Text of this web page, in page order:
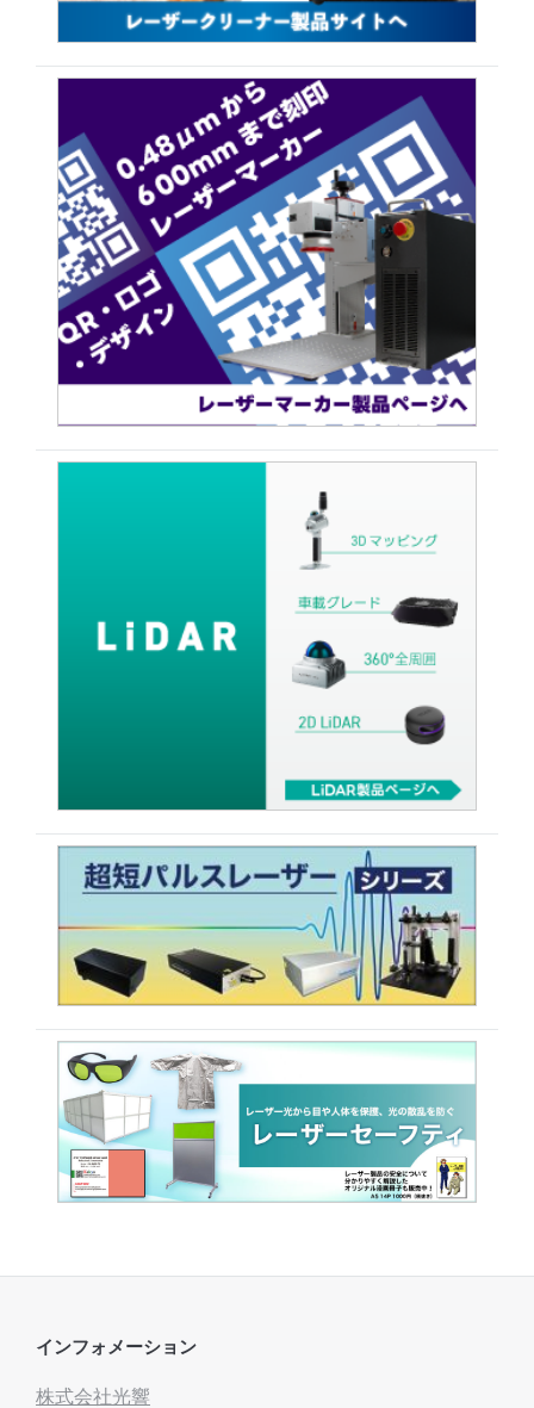
インフォメーション
株式会社光響